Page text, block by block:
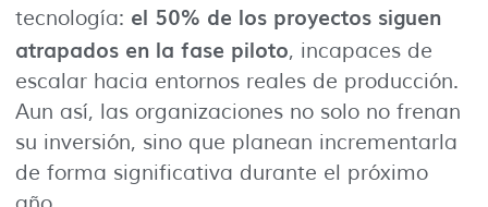
tecnología: el 50% de los proyectos siguen
atrapados en la fase piloto, incapaces de
escalar hacia entornos reales de producción.
Aun así, las organizaciones no solo no frenan
su inversión, sino que planean incrementarla
de forma significativa durante el próximo